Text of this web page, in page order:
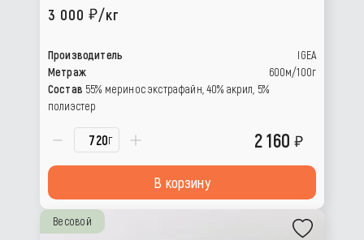
3 000
/кг
Производитель
IGEA
Метраж
600м/100г
Состав 55% меринос экстрафайн, 40% акрил, 5%
полиэстер
г 2 160
В корзину
Весовой